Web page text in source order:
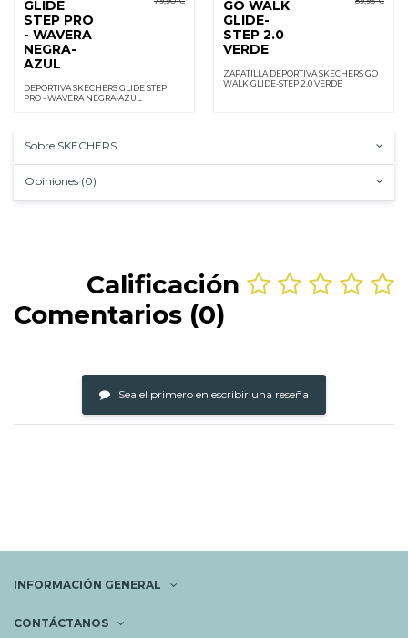
GLIDE
STEP PRO
- WAVERA
NEGRA-
AZUL
DEPORTIVA SKECHERS GLIDE STEP
PRO - WAVERA NEGRA-AZUL
GO WALK
GLIDE-
STEP 2.0
VERDE
ZAPATILLA DEPORTIVA SKECHERS GO
WALK GLIDE-STEP 2.0 VERDE
Sobre SKECHERS
Opiniones (0)
Calificación
Comentarios (0)
Sea el primero en escribir una reseña
INFORMACIÓN GENERAL
CONTÁCTANOS